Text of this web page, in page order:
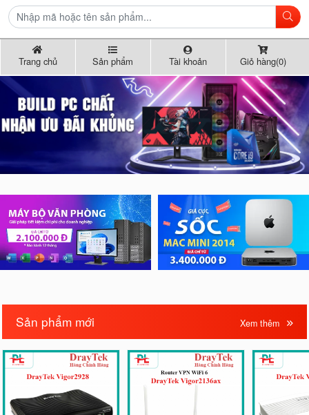
Trang chủ Sản phẩm Tài khoản Giỏ hàng(0)
Sản phẩm mới Xem thêm